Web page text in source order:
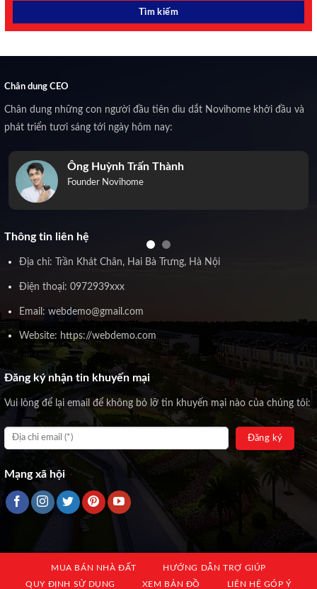
Chân dung CEO
Chân dung những con người đầu tiên dìu dắt Novihome khởi đầu và
phát triển tươi sáng tới ngày hôm nay:
Ông Huỳnh Trấn Thành
Founder Novihome
Thông tin liên hệ
Địa chỉ: Trần Khát Chân, Hai Bà Trưng, Hà Nội
Điện thoại: 0972939xxx
Email: webdemo@gmail.com
Website: https://webdemo.com
Đăng ký nhận tin khuyến mại
Vui lòng để lại email để không bỏ lỡ tin khuyến mại nào của chúng tôi:
Mạng xã hội
MUA BÁN NHÀ ĐẤT
HƯỚNG DẪN TRỢ GIÚP
QUY ĐỊNH SỬ DỤNG
XEM BẢN ĐỒ LIÊN HỆ GÓP Ý